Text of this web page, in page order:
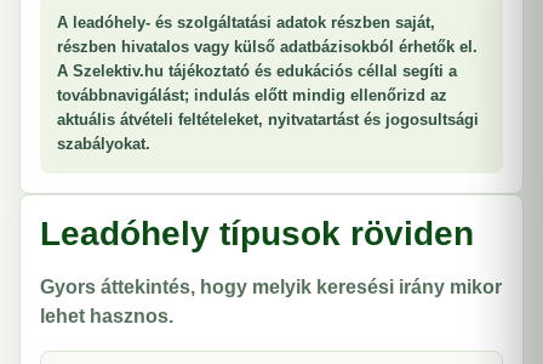
A leadóhely- és szolgáltatási adatok részben saját,
részben hivatalos vagy külső adatbázisokból érhetők el.
A Szelektiv.hu tájékoztató és edukációs céllal segíti a
továbbnavigálást; indulás előtt mindig ellenőrizd az
aktuális átvételi feltételeket, nyitvatartást és jogosultsági
szabályokat.
Leadóhely típusok röviden
Gyors áttekintés, hogy melyik keresési irány mikor
lehet hasznos.